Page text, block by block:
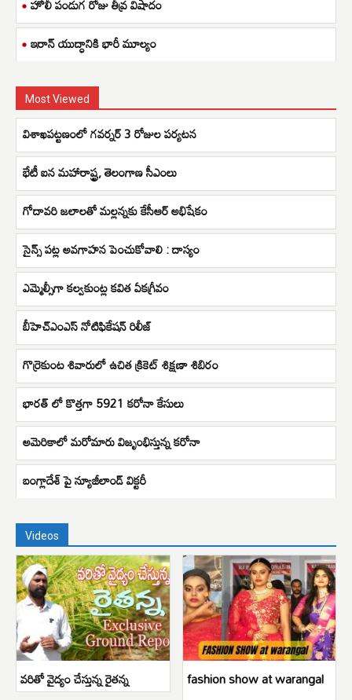
ఇరాన్ యుద్ధానికి భారీ మూల్యం
Most Viewed
విశాఖపట్టణంలో గవర్నర్ 3 రోజుల పర్యటన
భేటీ ఐన మహారాష్ట్ర, తెలంగాణ సీఎంలు
గోదావరి జలాలతో మల్లన్నకు కేసీఆర్ అభిషేకం
సైన్స్ పట్ల అవగాహన పెంచుకోవాలి : దాస్యం
ఎమ్మెల్సీగా కల్వకుంట్ల కవిత ఏకగ్రీవం
బీహెచ్ఎంఎస్ నోటిఫికేషన్ రిలీజ్
గొర్రెకుంట శివారులో ఉచిత క్రికెట్ శిక్షణా శిబిరం
భారత్ లో కొత్తగా 5921 కరోనా కేసులు
అమెరికాలో మరోమారు విజృంభిస్తున్న కరోనా
బంగ్లాదేశ్ పై న్యూజీలాండ్ విక్టరీ
Videos
వరితో వైద్యం చేస్తున్న రైతన్న fashion show at warangal